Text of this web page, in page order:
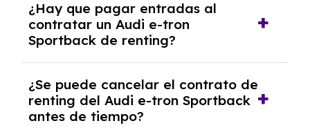
tron Sportback con el seguro a todo riesgo
sin franquicia incluido dentro de las cuotas
mensuales.
¿Hay que pagar entradas al
contratar un Audi e-tron
Sportback de renting?
tendrás que pagar ningún tipo de entrada
salvo en casos que lo exija el proveedor
debido al resultado del estudio de viabilidad
¿Se puede cancelar el contrato de
renting del Audi e-tron Sportback
antes de tiempo?